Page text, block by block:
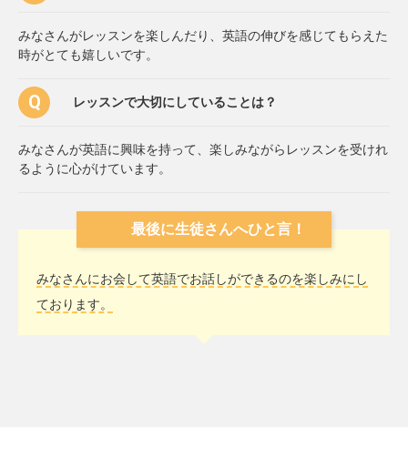
みなさんがレッスンを楽しんだり、英語の伸びを感じてもらえた
時がとても嬉しいです。
レッスンで大切にしていることは？
みなさんが英語に興味を持って、楽しみながらレッスンを受けれ
るように心がけています。
最後に生徒さんへひと言！
みなさんにお会して英語でお話しができるのを楽しみにし
ております。